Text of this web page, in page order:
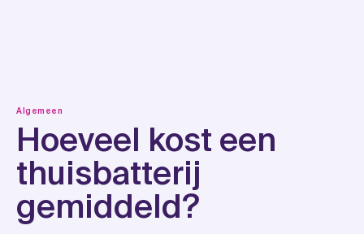
Algemeen
Hoeveel kost een
thuisbatterij
gemiddeld?